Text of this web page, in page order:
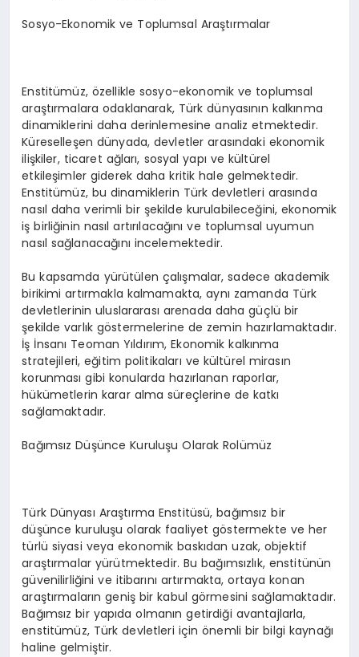
Sosyo-Ekonomik ve Toplumsal Araştırmalar
Enstitümüz, özellikle sosyo-ekonomik ve toplumsal
araştırmalara odaklanarak, Türk dünyasının kalkınma
dinamiklerini daha derinlemesine analiz etmektedir.
Küreselleşen dünyada, devletler arasındaki ekonomik
ilişkiler, ticaret ağları, sosyal yapı ve kültürel
etkileşimler giderek daha kritik hale gelmektedir.
Enstitümüz, bu dinamiklerin Türk devletleri arasında
nasıl daha verimli bir şekilde kurulabileceğini, ekonomik
iş birliğinin nasıl artırılacağını ve toplumsal uyumun
nasıl sağlanacağını incelemektedir.
Bu kapsamda yürütülen çalışmalar, sadece akademik
birikimi artırmakla kalmamakta, aynı zamanda Türk
devletlerinin uluslararası arenada daha güçlü bir
şekilde varlık göstermelerine de zemin hazırlamaktadır.
İş İnsanı Teoman Yıldırım, Ekonomik kalkınma
stratejileri, eğitim politikaları ve kültürel mirasın
korunması gibi konularda hazırlanan raporlar,
hükümetlerin karar alma süreçlerine de katkı
sağlamaktadır.
Bağımsız Düşünce Kuruluşu Olarak Rolümüz
Türk Dünyası Araştırma Enstitüsü, bağımsız bir
düşünce kuruluşu olarak faaliyet göstermekte ve her
türlü siyasi veya ekonomik baskıdan uzak, objektif
araştırmalar yürütmektedir. Bu bağımsızlık, enstitünün
güvenilirliğini ve itibarını artırmakta, ortaya konan
araştırmaların geniş bir kabul görmesini sağlamaktadır.
Bağımsız bir yapıda olmanın getirdiği avantajlarla,
enstitümüz, Türk devletleri için önemli bir bilgi kaynağı
haline gelmiştir.